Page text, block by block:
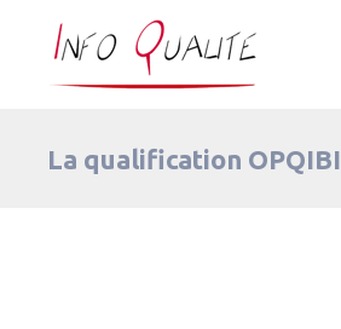
La qualification OPQIBI